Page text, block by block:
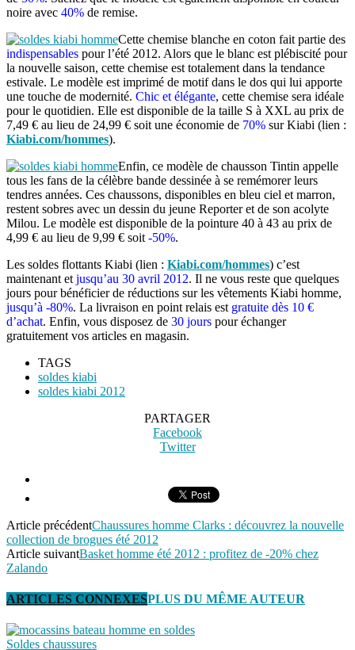
noire avec 40% de remise.
Cette chemise blanche en coton fait partie des
indispensables pour l’été 2012. Alors que le blanc est plébiscité pour
la nouvelle saison, cette chemise est totalement dans la tendance
estivale. Le modèle est imprimé de motif dans le dos qui lui apporte
une touche de modernité. Chic et élégante, cette chemise sera idéale
pour le quotidien. Elle est disponible de la taille S à XXL au prix de
7,49 € au lieu de 24,99 € soit une économie de 70% sur Kiabi (lien :
Kiabi.com/hommes).
Enfin, ce modèle de chausson Tintin appelle
tous les fans de la célèbre bande dessinée à se remémorer leurs
tendres années. Ces chaussons, disponibles en bleu ciel et marron,
restent sobres avec un dessin du jeune Reporter et de son acolyte
Milou. Le modèle est disponible de la pointure 40 à 43 au prix de
4,99 € au lieu de 9,99 € soit -50%.
Les soldes flottants Kiabi (lien : Kiabi.com/hommes) c’est
maintenant et jusqu’au 30 avril 2012. Il ne vous reste que quelques
jours pour bénéficier de réductions sur les vêtements Kiabi homme,
jusqu’à -80%. La livraison en point relais est gratuite dès 10 €
d’achat. Enfin, vous disposez de 30 jours pour échanger
gratuitement vos articles en magasin.
TAGS
soldes kiabi
soldes kiabi 2012
PARTAGER
Facebook
Twitter
Article précédentChaussures homme Clarks : découvrez la nouvelle
collection de brogues été 2012
Article suivantBasket homme été 2012 : profitez de -20% chez
Zalando
ARTICLES CONNEXESPLUS DU MÊME AUTEUR
Soldes chaussures